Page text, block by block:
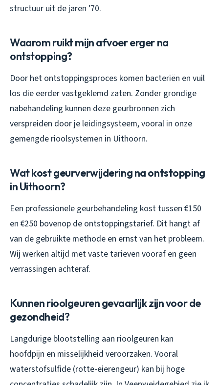
structuur uit de jaren ’70.
Waarom ruikt mijn afvoer erger na
ontstopping?
Door het ontstoppingsproces komen bacteriën en vuil
los die eerder vastgeklemd zaten. Zonder grondige
nabehandeling kunnen deze geurbronnen zich
verspreiden door je leidingsysteem, vooral in onze
gemengde rioolsystemen in Uithoorn.
Wat kost geurverwijdering na ontstopping
in Uithoorn?
Een professionele geurbehandeling kost tussen €150
en €250 bovenop de ontstoppingstarief. Dit hangt af
van de gebruikte methode en ernst van het probleem.
Wij werken altijd met vaste tarieven vooraf en geen
verrassingen achteraf.
Kunnen rioolgeuren gevaarlijk zijn voor de
gezondheid?
Langdurige blootstelling aan rioolgeuren kan
hoofdpijn en misselijkheid veroorzaken. Vooral
waterstofsulfide (rotte-eierengeur) kan bij hoge